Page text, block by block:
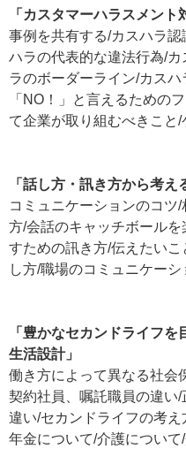
「カスタマーハラスメント
事例を共有する/カスハラ
ハラの代表的な違法行為/
ラのボーダーライン/カス
「NO！」と言えるための
て企業が取り組むべきこと/
「話し方・訊き方から考え
コミュニケーションのコツ
方/会話のキャッチボール
すための訊き方/伝えたい
し方/職場のコミュニケー
「豊かなセカンドライフ
生活設計」
働き方によって異なる社会
契約社員、嘱託職員の違い
違い/セカンドライフの考
年金について/介護につい